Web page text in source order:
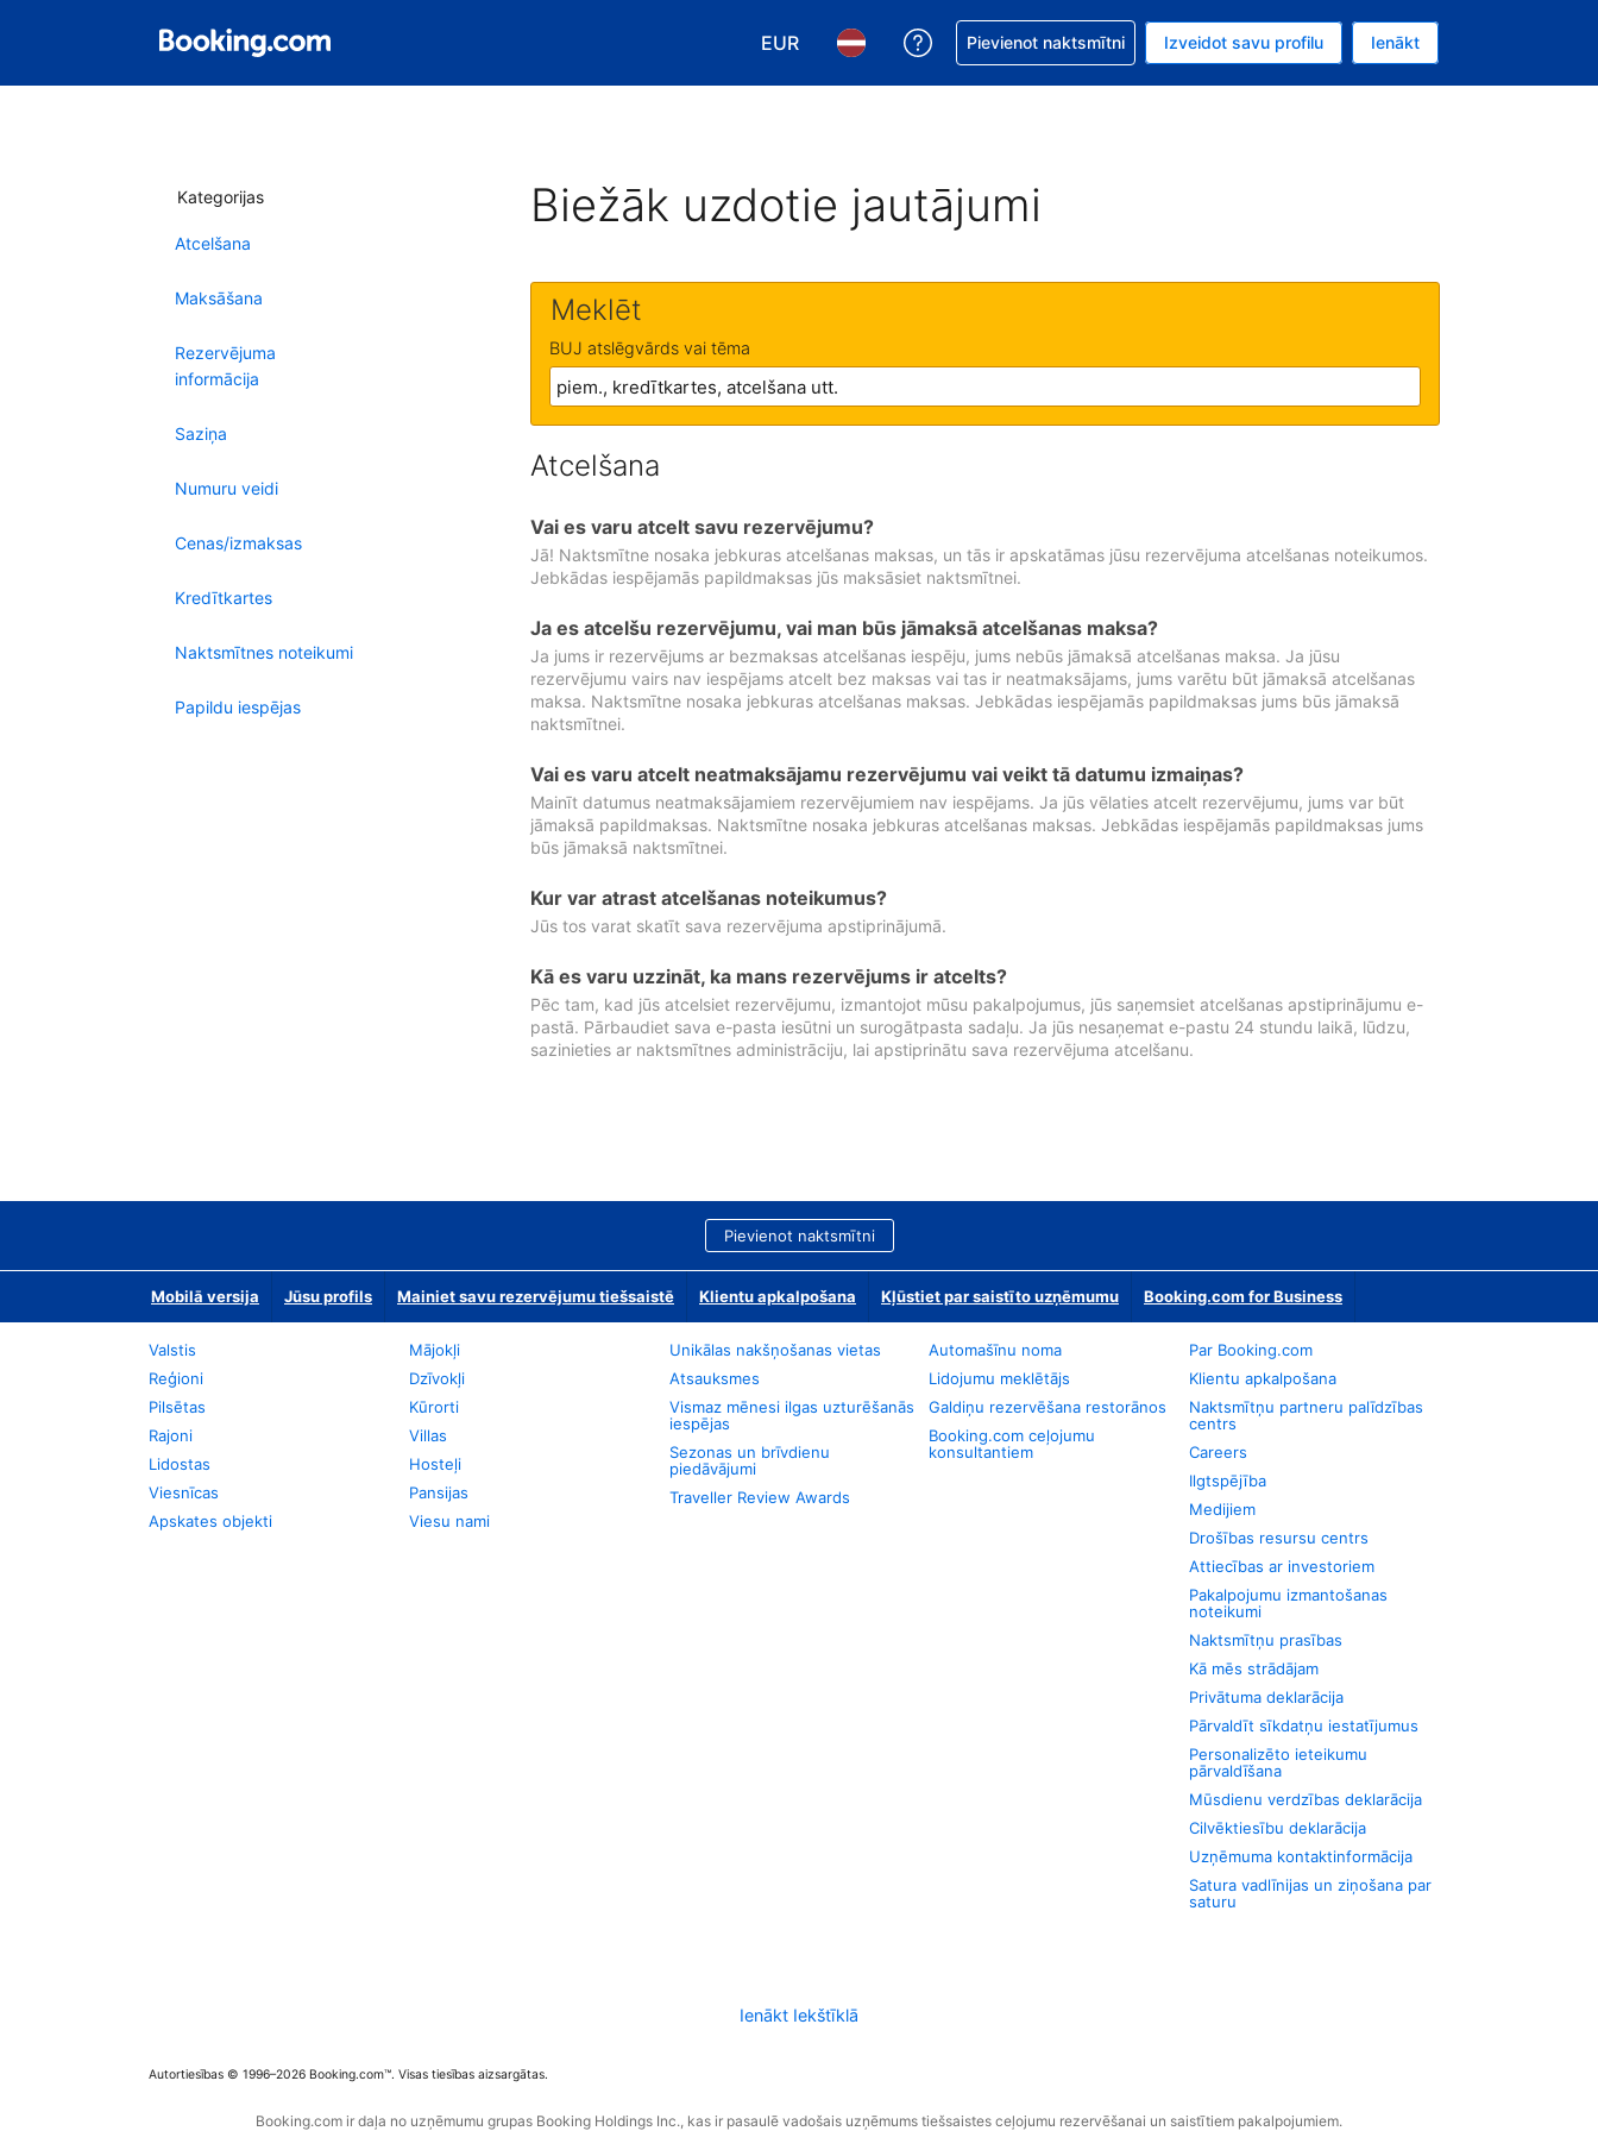
EUR
Izvēlēties valūtu. Jūsu pašreizējā valūta ir Eiro.
Izvēlēties valodu. Jūsu pašreizējā valoda ir Latviski.
Saņemiet palīdzību saistībā ar savu rezervējumu.
Pievienot naktsmītni Izveidot savu profilu Ienākt
Kategorijas
Atcelšana
Maksāšana
Rezervējuma
informācija
Saziņa
Numuru veidi
Cenas/izmaksas
Kredītkartes
Naktsmītnes noteikumi
Papildu iespējas
Biežāk uzdotie jautājumi
Meklēt
BUJ atslēgvārds vai tēma
Atcelšana
Vai es varu atcelt savu rezervējumu?
Jā! Naktsmītne nosaka jebkuras atcelšanas maksas, un tās ir apskatāmas jūsu rezervējuma atcelšanas noteikumos.
Jebkādas iespējamās papildmaksas jūs maksāsiet naktsmītnei.
Ja es atcelšu rezervējumu, vai man būs jāmaksā atcelšanas maksa?
Ja jums ir rezervējums ar bezmaksas atcelšanas iespēju, jums nebūs jāmaksā atcelšanas maksa. Ja jūsu
rezervējumu vairs nav iespējams atcelt bez maksas vai tas ir neatmaksājams, jums varētu būt jāmaksā atcelšanas
maksa. Naktsmītne nosaka jebkuras atcelšanas maksas. Jebkādas iespējamās papildmaksas jums būs jāmaksā
naktsmītnei.
Vai es varu atcelt neatmaksājamu rezervējumu vai veikt tā datumu izmaiņas?
Mainīt datumus neatmaksājamiem rezervējumiem nav iespējams. Ja jūs vēlaties atcelt rezervējumu, jums var būt
jāmaksā papildmaksas. Naktsmītne nosaka jebkuras atcelšanas maksas. Jebkādas iespējamās papildmaksas jums
būs jāmaksā naktsmītnei.
Kur var atrast atcelšanas noteikumus?
Jūs tos varat skatīt sava rezervējuma apstiprinājumā.
Kā es varu uzzināt, ka mans rezervējums ir atcelts?
Pēc tam, kad jūs atcelsiet rezervējumu, izmantojot mūsu pakalpojumus, jūs saņemsiet atcelšanas apstiprinājumu e-
pastā. Pārbaudiet sava e-pasta iesūtni un surogātpasta sadaļu. Ja jūs nesaņemat e-pastu 24 stundu laikā, lūdzu,
sazinieties ar naktsmītnes administrāciju, lai apstiprinātu sava rezervējuma atcelšanu.
Pievienot naktsmītni
Mobilā versija Jūsu profils Mainiet savu rezervējumu tiešsaistē Klientu apkalpošana Kļūstiet par saistīto uzņēmumu Booking.com for Business
Valstis
Reģioni
Pilsētas
Rajoni
Lidostas
Viesnīcas
Apskates objekti
Mājokļi
Dzīvokļi
Kūrorti
Villas
Hosteļi
Pansijas
Viesu nami
Unikālas nakšņošanas vietas
Atsauksmes
Vismaz mēnesi ilgas uzturēšanās
iespējas
Sezonas un brīvdienu
piedāvājumi
Traveller Review Awards
Automašīnu noma
Lidojumu meklētājs
Galdiņu rezervēšana restorānos
Booking.com ceļojumu
konsultantiem
Par Booking.com
Klientu apkalpošana
Naktsmītņu partneru palīdzības
centrs
Careers
Ilgtspējība
Medijiem
Drošības resursu centrs
Attiecības ar investoriem
Pakalpojumu izmantošanas
noteikumi
Naktsmītņu prasības
Kā mēs strādājam
Privātuma deklarācija
Pārvaldīt sīkdatņu iestatījumus
Personalizēto ieteikumu
pārvaldīšana
Mūsdienu verdzības deklarācija
Cilvēktiesību deklarācija
Uzņēmuma kontaktinformācija
Satura vadlīnijas un ziņošana par
saturu
Ienākt Iekštīklā
Autortiesības © 1996–2026 Booking.com™. Visas tiesības aizsargātas.
Booking.com ir daļa no uzņēmumu grupas Booking Holdings Inc., kas ir pasaulē vadošais uzņēmums tiešsaistes ceļojumu rezervēšanai un saistītiem pakalpojumiem.